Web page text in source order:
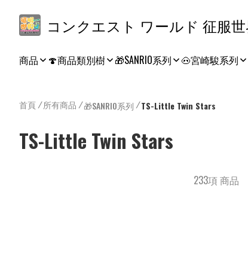
商品 🍄商品類別樹 🎁SANRIO系列 🐽宮崎駿系列
首頁/所有商品 /🎁SANRIO系列 /TS-Little Twin Stars
TS-Little Twin Stars
233項 商品